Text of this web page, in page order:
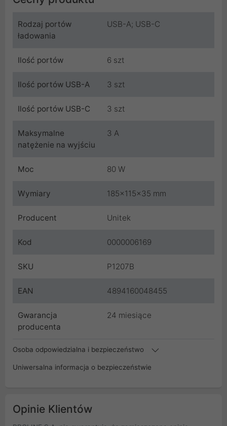
Rodzaj portów
ładowania
USB-A; USB-C
Ilość portów 6 szt
Ilość portów USB-A 3 szt
Ilość portów USB-C 3 szt
Maksymalne
natężenie na wyjściu
3 A
Moc 80 W
Wymiary 185x115x35 mm
Producent Unitek
Kod 0000006169
SKU P1207B
EAN 4894160048455
Gwarancja
producenta
24 miesiące
Osoba odpowiedzialna i bezpieczeństwo
Uniwersalna informacja o bezpieczeństwie
Opinie Klientów